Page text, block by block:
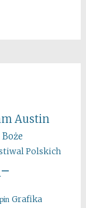
Austin
Boże
Polskich
Grafika